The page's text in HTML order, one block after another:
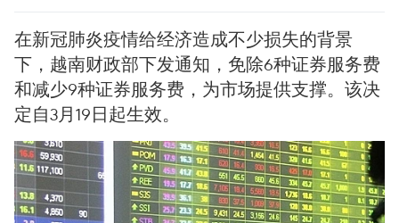
在新冠肺炎疫情给经济造成不少损失的背景
下，越南财政部下发通知，免除6种证券服务费
和减少9种证券服务费，为市场提供支撑。该决
定自3月19日起生效。